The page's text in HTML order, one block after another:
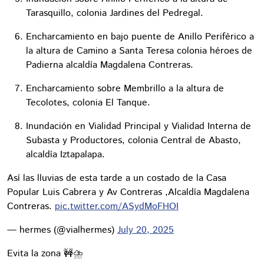
Tarasquillo, colonia Jardines del Pedregal.
Encharcamiento en bajo puente de Anillo Periférico a
la altura de Camino a Santa Teresa colonia héroes de
Padierna alcaldía Magdalena Contreras.
Encharcamiento sobre Membrillo a la altura de
Tecolotes, colonia El Tanque.
Inundación en Vialidad Principal y Vialidad Interna de
Subasta y Productores, colonia Central de Abasto,
alcaldía Iztapalapa.
Así las lluvias de esta tarde a un costado de la Casa
Popular Luis Cabrera y Av Contreras ,Alcaldía Magdalena
Contreras. pic.twitter.com/ASydMoFHOI
— hermes (@vialhermes) July 20, 2025
Evita la zona 🚧⛈️